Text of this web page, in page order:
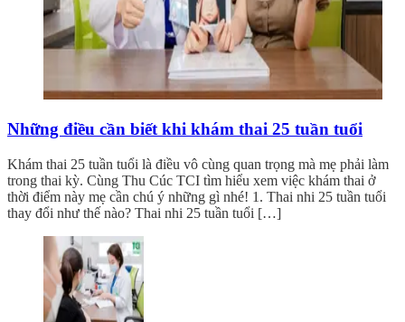
Những điều cần biết khi khám thai 25 tuần tuổi
Khám thai 25 tuần tuổi là điều vô cùng quan trọng mà mẹ phải làm
trong thai kỳ. Cùng Thu Cúc TCI tìm hiểu xem việc khám thai ở
thời điểm này mẹ cần chú ý những gì nhé! 1. Thai nhi 25 tuần tuổi
thay đổi như thế nào? Thai nhi 25 tuần tuổi […]